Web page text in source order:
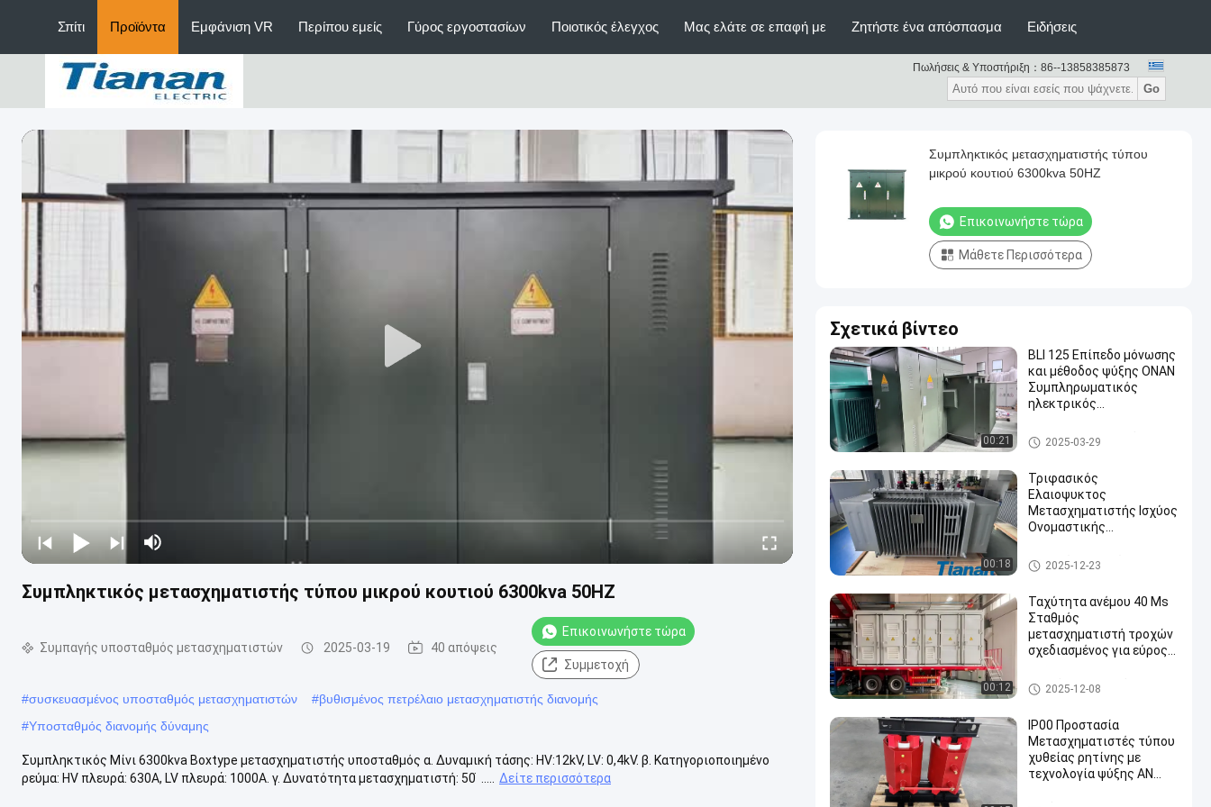
Σπίτι Προϊόντα Εμφάνιση VR Περίπου εμείς Γύρος εργοστασίων Ποιοτικός έλεγχος Μας ελάτε σε επαφή με Ζητήστε ένα απόσπασμα Ειδήσεις
Πωλήσεις & Υποστήριξη： 86--13858385873
Go
Συμπληκτικός μετασχηματιστής τύπου μικρού κουτιού 6300kva 50HZ
Συμπαγής υποσταθμός μετασχηματιστών 2025-03-19 40 απόψεις
Επικοινωνήστε τώρα
Συμμετοχή
#συσκευασμένος υποσταθμός μετασχηματιστών #βυθισμένος πετρέλαιο μετασχηματιστής διανομής
#Υποσταθμός διανομής δύναμης
Συμπληκτικός Μίνι 6300kva Boxtype μετασχηματιστής υποσταθμός α. Δυναμική τάσης: HV:12kV, LV: 0,4kV. β. Κατηγοριοποιημένο
ρεύμα: HV πλευρά: 630A, LV πλευρά: 1000A. γ. Δυνατότητα μετασχηματιστή: 50 ̇ .....
Δείτε περισσότερα
Συμπληκτικός μετασχηματιστής τύπου
μικρού κουτιού 6300kva 50HZ
Επικοινωνήστε τώρα
Μάθετε Περισσότερα
Σχετικά βίντεο
00:21
BLI 125 Επίπεδο μόνωσης
και μέθοδος ψύξης ONAN
Συμπληρωματικός
ηλεκτρικός
εναλλασσόμενο ρεύμα 50
Συμπαγής υποσταθμός μετα
σχηματιστών
2025-03-29
00:18
Τριφασικός
Ελαιοψυκτος
Μετασχηματιστής Ισχύος
Ονομαστικής
Κατασκευασμένος
Σύμφωνα με το Πρότυπο
Βιομηχανικές Εφαρμογές
Βυθισμένος πετρέλαιο μετα
σχηματιστής δύναμης
2025-12-23
00:12
Ταχύτητα ανέμου 40 Ms
Σταθμός
μετασχηματιστή τροχών
σχεδιασμένος για εύρος
περιβάλλοντος -40 έως
+60 βαθμούς Κελσίου
κινητός υποσταθμός μετασχ
ηματιστών
2025-12-08
IP00 Προστασία
Μετασχηματιστές τύπου
χυθείας ρητίνης με
τεχνολογία ψύξης AN